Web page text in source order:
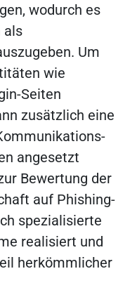
wodurch es
als
Um
wie
Seiten
zusätzlich eine
angesetzt
Bewertung der
auf Phishing-
spezialisierte
realisiert und
herkömmlicher